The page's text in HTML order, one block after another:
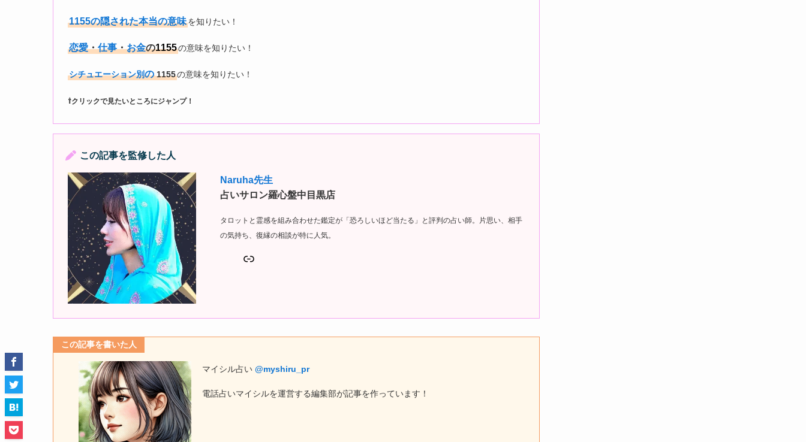
1155の隠された本当の意味を知りたい！
恋愛・仕事・お金の1155の意味を知りたい！
シチュエーション別の 1155の意味を知りたい！
⇧クリックで見たいところにジャンプ！
この記事を監修した人
Naruha先生
占いサロン羅心盤中目黒店
タロットと霊感を組み合わせた鑑定が「恐ろしいほど当たる」と評判の占い師。片思い、相手
の気持ち、復縁の相談が特に人気。
リンク
この記事を書いた人
マイシル占い@myshiru_pr
電話占いマイシルを運営する編集部が記事を作っています！